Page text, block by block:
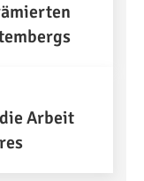
Arbeit